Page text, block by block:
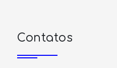
Contatos